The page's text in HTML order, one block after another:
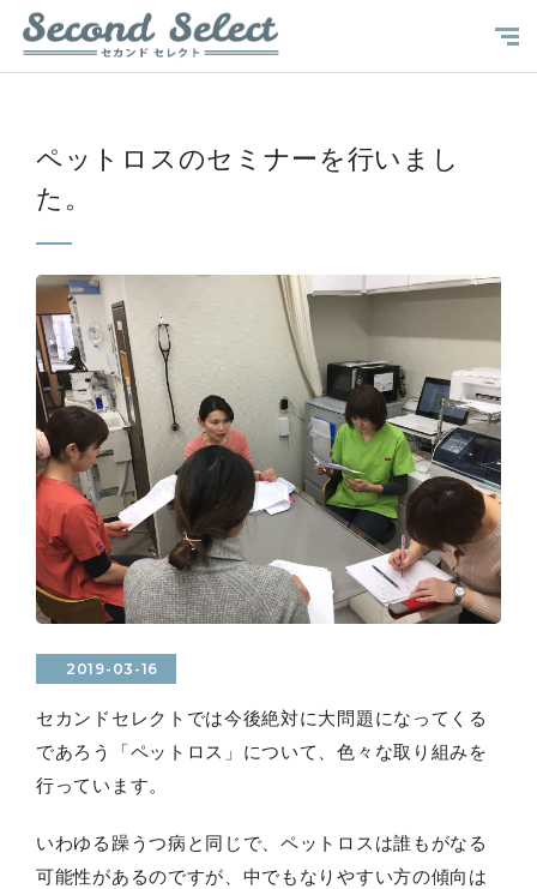
ペットロスのセミナーを行いまし
た。
2019-03-16
セカンドセレクトでは今後絶対に大問題になってくる
であろう「ペットロス」について、色々な取り組みを
行っています。
いわゆる躁うつ病と同じで、ペットロスは誰もがなる
可能性があるのですが、中でもなりやすい方の傾向は